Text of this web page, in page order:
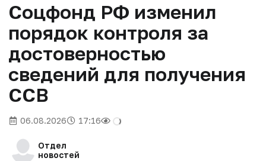
Соцфонд РФ изменил
порядок контроля за
достоверностью
сведений для получения
ССВ
06.08.2026 17:16
Отдел
новостей